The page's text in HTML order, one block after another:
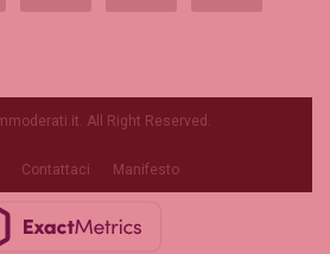
All Right Reserved.
Contattaci Manifesto